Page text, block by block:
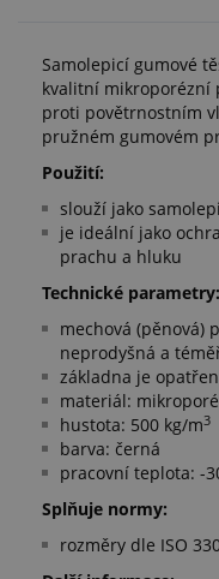
Samolepicí gumové
kvalitní mikroporézní
proti povětrnostním
pružném gumovém
Použití:
slouží jako
je ideální jako
prachu a hluku
Technické parametry:
mechová (pěnová)
neprodyšná a
základna je
materiál:
hustota: 500 kg/m3
barva: černá
pracovní teplota: -
Splňuje normy:
rozměry dle ISO